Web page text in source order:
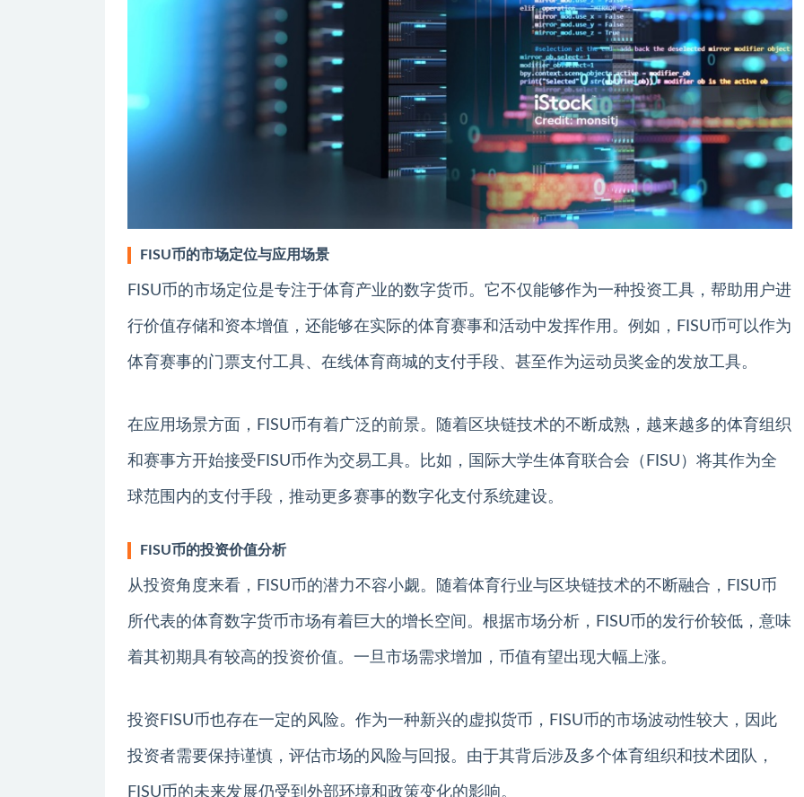
FISU币的市场定位与应用场景
FISU币的市场定位是专注于体育产业的数字货币。它不仅能够作为一种投资工具，帮助用户进
行价值存储和资本增值，还能够在实际的体育赛事和活动中发挥作用。例如，FISU币可以作为
体育赛事的门票支付工具、在线体育商城的支付手段、甚至作为运动员奖金的发放工具。
在应用场景方面，FISU币有着广泛的前景。随着区块链技术的不断成熟，越来越多的体育组织
和赛事方开始接受FISU币作为交易工具。比如，国际大学生体育联合会（FISU）将其作为全
球范围内的支付手段，推动更多赛事的数字化支付系统建设。
FISU币的投资价值分析
从投资角度来看，FISU币的潜力不容小觑。随着体育行业与区块链技术的不断融合，FISU币
所代表的体育数字货币市场有着巨大的增长空间。根据市场分析，FISU币的发行价较低，意味
着其初期具有较高的投资价值。一旦市场需求增加，币值有望出现大幅上涨。
投资FISU币也存在一定的风险。作为一种新兴的虚拟货币，FISU币的市场波动性较大，因此
投资者需要保持谨慎，评估市场的风险与回报。由于其背后涉及多个体育组织和技术团队，
FISU币的未来发展仍受到外部环境和政策变化的影响。